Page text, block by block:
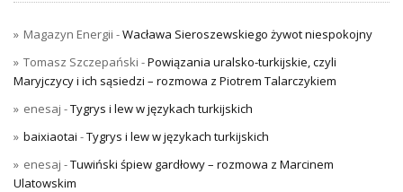
Magazyn Energii -Wacława Sieroszewskiego żywot niespokojny
Tomasz Szczepański -Powiązania uralsko-turkijskie, czyli
Maryjczycy i ich sąsiedzi – rozmowa z Piotrem Talarczykiem
enesaj -Tygrys i lew w językach turkijskich
baixiaotai -Tygrys i lew w językach turkijskich
enesaj -Tuwiński śpiew gardłowy – rozmowa z Marcinem
Ulatowskim